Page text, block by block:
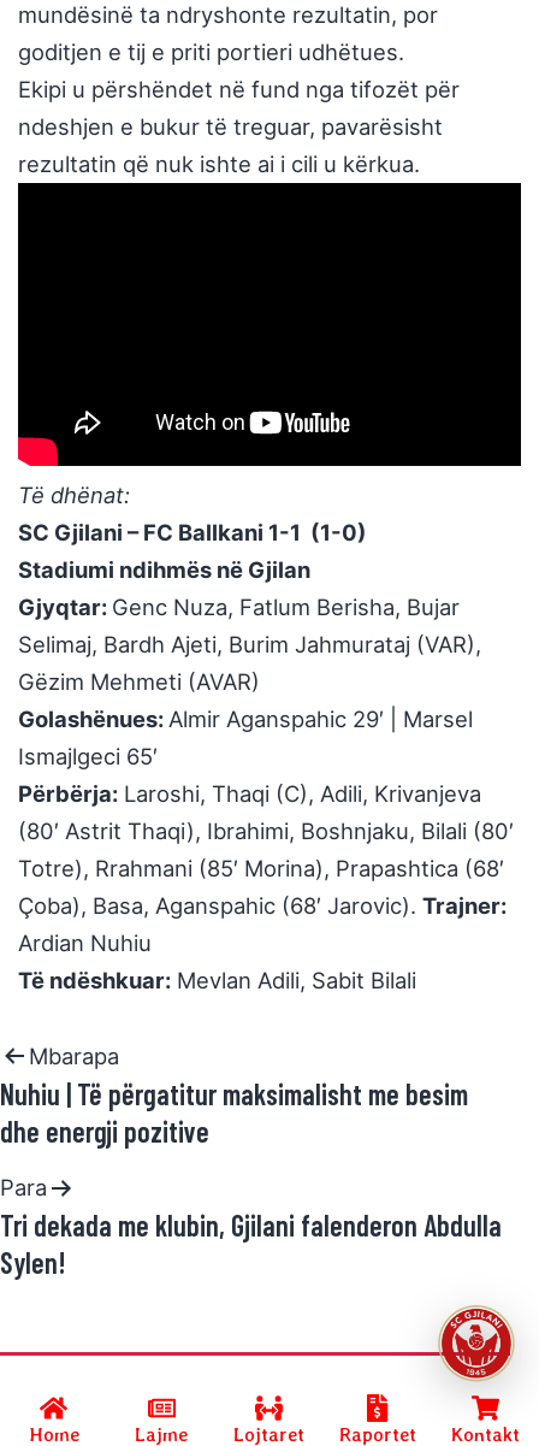
Home Lajme Lojtaret Raportet Kontakt
mundësinë ta ndryshonte rezultatin, por
goditjen e tij e priti portieri udhëtues.
Ekipi u përshëndet në fund nga tifozët për
ndeshjen e bukur të treguar, pavarësisht
rezultatin që nuk ishte ai i cili u kërkua.
Të dhënat:
SC Gjilani – FC Ballkani 1-1 (1-0)
Stadiumi ndihmës në Gjilan
Gjyqtar: Genc Nuza, Fatlum Berisha, Bujar
Selimaj, Bardh Ajeti, Burim Jahmurataj (VAR),
Gëzim Mehmeti (AVAR)
Golashënues:Almir Aganspahic 29′ | Marsel
Ismajlgeci 65′
Përbërja: Laroshi, Thaqi (C), Adili, Krivanjeva
(80′ Astrit Thaqi), Ibrahimi, Boshnjaku, Bilali (80′
Totre), Rrahmani (85′ Morina), Prapashtica (68′
Çoba), Basa, Aganspahic (68′ Jarovic). Trajner:
Ardian Nuhiu
Të ndëshkuar: Mevlan Adili, Sabit Bilali
Mbarapa
Nuhiu | Të përgatitur maksimalisht me besim
dhe energji pozitive
Para
Tri dekada me klubin, Gjilani falenderon Abdulla
Sylen!
Developed by SC GJILANI and powered by R.Halimi.